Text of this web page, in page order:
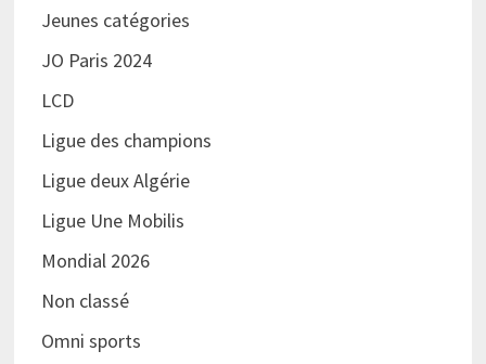
Jeunes catégories
JO Paris 2024
LCD
Ligue des champions
Ligue deux Algérie
Ligue Une Mobilis
Mondial 2026
Non classé
Omni sports